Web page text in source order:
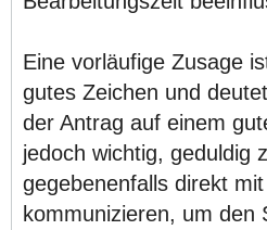
Eine vorläufige Zusage
gutes Zeichen und
der Antrag auf einem
jedoch wichtig, geduldig
gegebenenfalls direkt
kommunizieren, um den